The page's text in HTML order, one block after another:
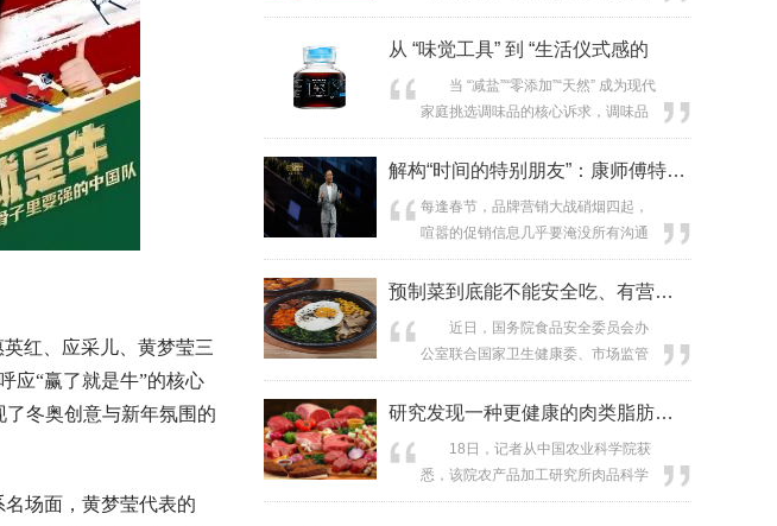
红、应采儿、黄梦莹三
应“赢了就是牛”的核心
冬奥创意与新年氛围的
场面，黄梦莹代表的
男子坡面障碍技巧、自由式滑雪女子
空中技巧和速度滑冰男子1500米决赛
三金，国人的喝彩声瞬间席卷全网，
也正式点燃了品牌冬奥营销的“黄金战
兰冬奥会官方赞助商，蒙牛反应迅速...
从 “味觉工具” 到 “生活仪式感的
当 “减盐”“零添加”“天然” 成为现代
家庭挑选调味品的核心诉求，调味品
已不再是单纯的味觉点缀，而是品质
生活的重要符号。2003 年，欣和集团
月鲜应运而生，精准锚定注重生活品
质、追求饮食健康的现代女性及家
油” 为核心理念...
解构“时间的特别朋友”：康师傅特别特
每逢春节，品牌营销大战硝烟四起，
喧嚣的促销信息几乎要淹没所有沟通
渠道。然而康师傅特别特鲜泡面在今
年CNY期间，却以“时间的特别朋
牌。它没有加入声量的简单比拼，而
是精准切入了一个更具穿透力的公共
焦虑”。这场传播，本质上是一次成功
的品牌角...
预制菜到底能不能安全吃、有营养地吃？
近日，国务院食品安全委员会办
公室联合国家卫生健康委、市场监管
总局、商务部等多个部门起草了《食
品安全国家标准预制菜》《预制菜术
管总局、商务部等部门起草了关于推
广餐饮环节菜品加工制作方式自主明
研究发现一种更健康的肉类脂肪替代物
18日，记者从中国农业科学院获
悉，该院农产品加工研究所肉品科学
与营养工程创新团队研究发现，植物